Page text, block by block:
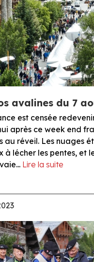
avalines du 7
est censée
après ce week end
au réveil. Les nuages
à lécher les pentes, et
Lire la suite